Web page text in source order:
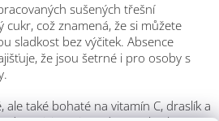
sušených třešní
což znamená, že si můžete
sladkost bez výčitek. Absence
že jsou šetrné i pro osoby s
také bohaté na vitamín C, draslík a